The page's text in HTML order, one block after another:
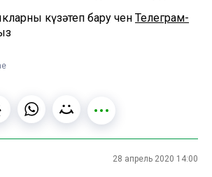
күзәтеп бару өчен Телеграм-
28 апрель 2020 14:00